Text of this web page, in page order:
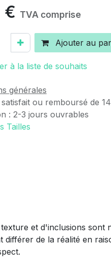
€ TVA comprise
Ajouter au
à la liste de souhaits
générales
ou remboursé de
: 2-3 jours ouvrables
Tailles
et d'inclusions sont
de la réalité en